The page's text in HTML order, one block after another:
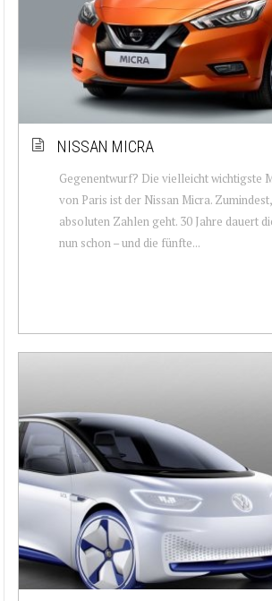
NISSAN MICRA
Gegenentwurf? Die vielleicht wichtigste
von Paris ist der Nissan Micra.
absoluten Zahlen geht. 30 Jahre dauert
nun schon – und die fünfte...